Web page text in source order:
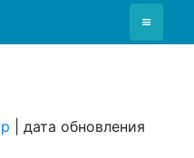
≡
дата обновления